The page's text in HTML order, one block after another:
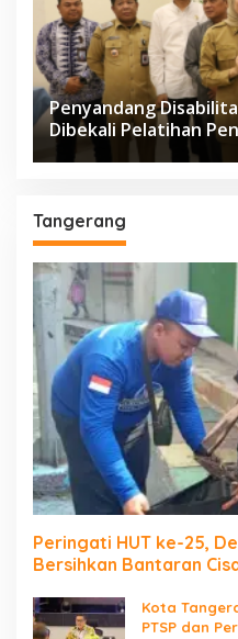
Penyandang
Dibekali Pelatihan
Tangerang
Peringati HUT ke-25,
Bersihkan Bantaran
Kota
PTSP dan